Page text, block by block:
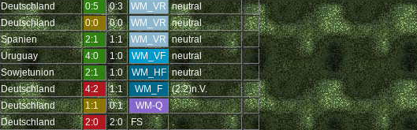
Deutschland 0:5 0:3 WM_VR neutral
Deutschland 0:0 0:0 WM_VR neutral
Spanien 2:1 1:1 WM_VR neutral
Uruguay 4:0 1:0 WM_VF neutral
Sowjetunion 2:1 1:0 WM_HF neutral
Deutschland 4:2 1:1 WM_F
(2:2)n.V.
Deutschland 1:1 0:1 WM-Q
.
Deutschland 2:0 2:0 FS .